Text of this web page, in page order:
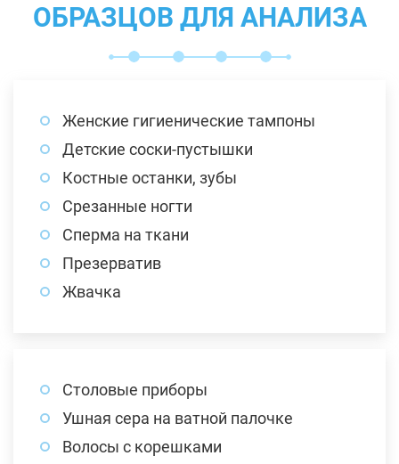
ОБРАЗЦОВ ДЛЯ АНАЛИЗА
Женские гигиенические тампоны
Детские соски-пустышки
Костные останки, зубы
Срезанные ногти
Сперма на ткани
Презерватив
Жвачка
Столовые приборы
Ушная сера на ватной палочке
Волосы с корешками